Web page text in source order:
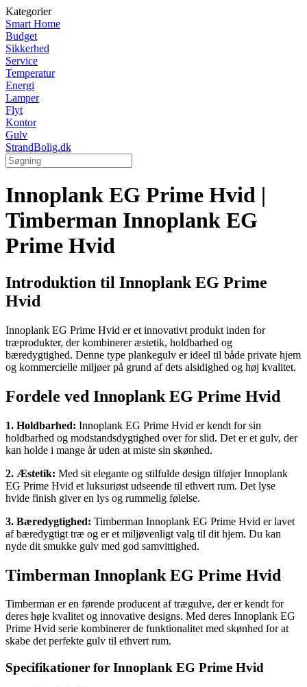
Kategorier
Smart Home
Budget
Sikkerhed
Service
Temperatur
Energi
Lamper
Flyt
Kontor
Gulv
StrandBolig.dk
Innoplank EG Prime Hvid |
Timberman Innoplank EG
Prime Hvid
Introduktion til Innoplank EG Prime
Hvid
Innoplank EG Prime Hvid er et innovativt produkt inden for
træprodukter, der kombinerer æstetik, holdbarhed og
bæredygtighed. Denne type plankegulv er ideel til både private hjem
og kommercielle miljøer på grund af dets alsidighed og høj kvalitet.
Fordele ved Innoplank EG Prime Hvid
1. Holdbarhed: Innoplank EG Prime Hvid er kendt for sin
holdbarhed og modstandsdygtighed over for slid. Det er et gulv, der
kan holde i mange år uden at miste sin skønhed.
2. Æstetik: Med sit elegante og stilfulde design tilføjer Innoplank
EG Prime Hvid et luksuriøst udseende til ethvert rum. Det lyse
hvide finish giver en lys og rummelig følelse.
3. Bæredygtighed: Timberman Innoplank EG Prime Hvid er lavet
af bæredygtigt træ og er et miljøvenligt valg til dit hjem. Du kan
nyde dit smukke gulv med god samvittighed.
Timberman Innoplank EG Prime Hvid
Timberman er en førende producent af trægulve, der er kendt for
deres høje kvalitet og innovative designs. Med deres Innoplank EG
Prime Hvid serie kombinerer de funktionalitet med skønhed for at
skabe det perfekte gulv til ethvert rum.
Specifikationer for Innoplank EG Prime Hvid